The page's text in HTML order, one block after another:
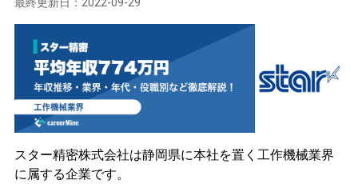
最終更新日： 2022-09-29
スター精密株式会社は静岡県に本社を置く工作機械業界
に属する企業です。